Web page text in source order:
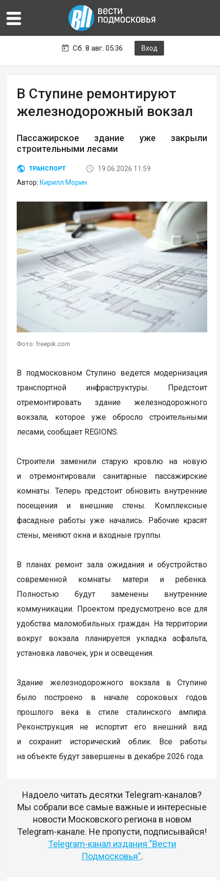
Сб. 8 авг. 05:36 Вход
В Ступине ремонтируют
железнодорожный вокзал
Пассажирское здание уже закрыли
строительными лесами
ТРАНСПОРТ
19.06.2026 11:59
Автор: Кирилл Морин
Фото: freepik.com
В подмосковном Ступино ведется модернизация
транспортной инфраструктуры. Предстоит
отремонтировать здание железнодорожного
вокзала, которое уже обросло строительными
лесами, сообщает REGIONS.
Строители заменили старую кровлю на новую
и отремонтировали санитарные пассажирские
комнаты. Теперь предстоит обновить внутренние
посещения и внешние стены. Комплексные
фасадные работы уже начались. Рабочие красят
стены, меняют окна и входные группы.
В планах ремонт зала ожидания и обустройство
современной комнаты матери и ребенка.
Полностью будут заменены внутренние
коммуникации. Проектом предусмотрено все для
удобства маломобильных граждан. На территории
вокруг вокзала планируется укладка асфальта,
установка лавочек, урн и освещения.
Здание железнодорожного вокзала в Ступине
было построено в начале сороковых годов
прошлого века в стиле сталинского ампира.
Реконструкция не испортит его внешний вид
и сохранит исторический облик. Все работы
на объекте будут завершены в декабре 2026 года.
Надоело читать десятки Telegram-каналов?
Мы собрали все самые важные и интересные
новости Московского региона в новом
Telegram-канале. Не пропусти, подписывайся!
Telegram-канал издания "Вести
Подмосковья".